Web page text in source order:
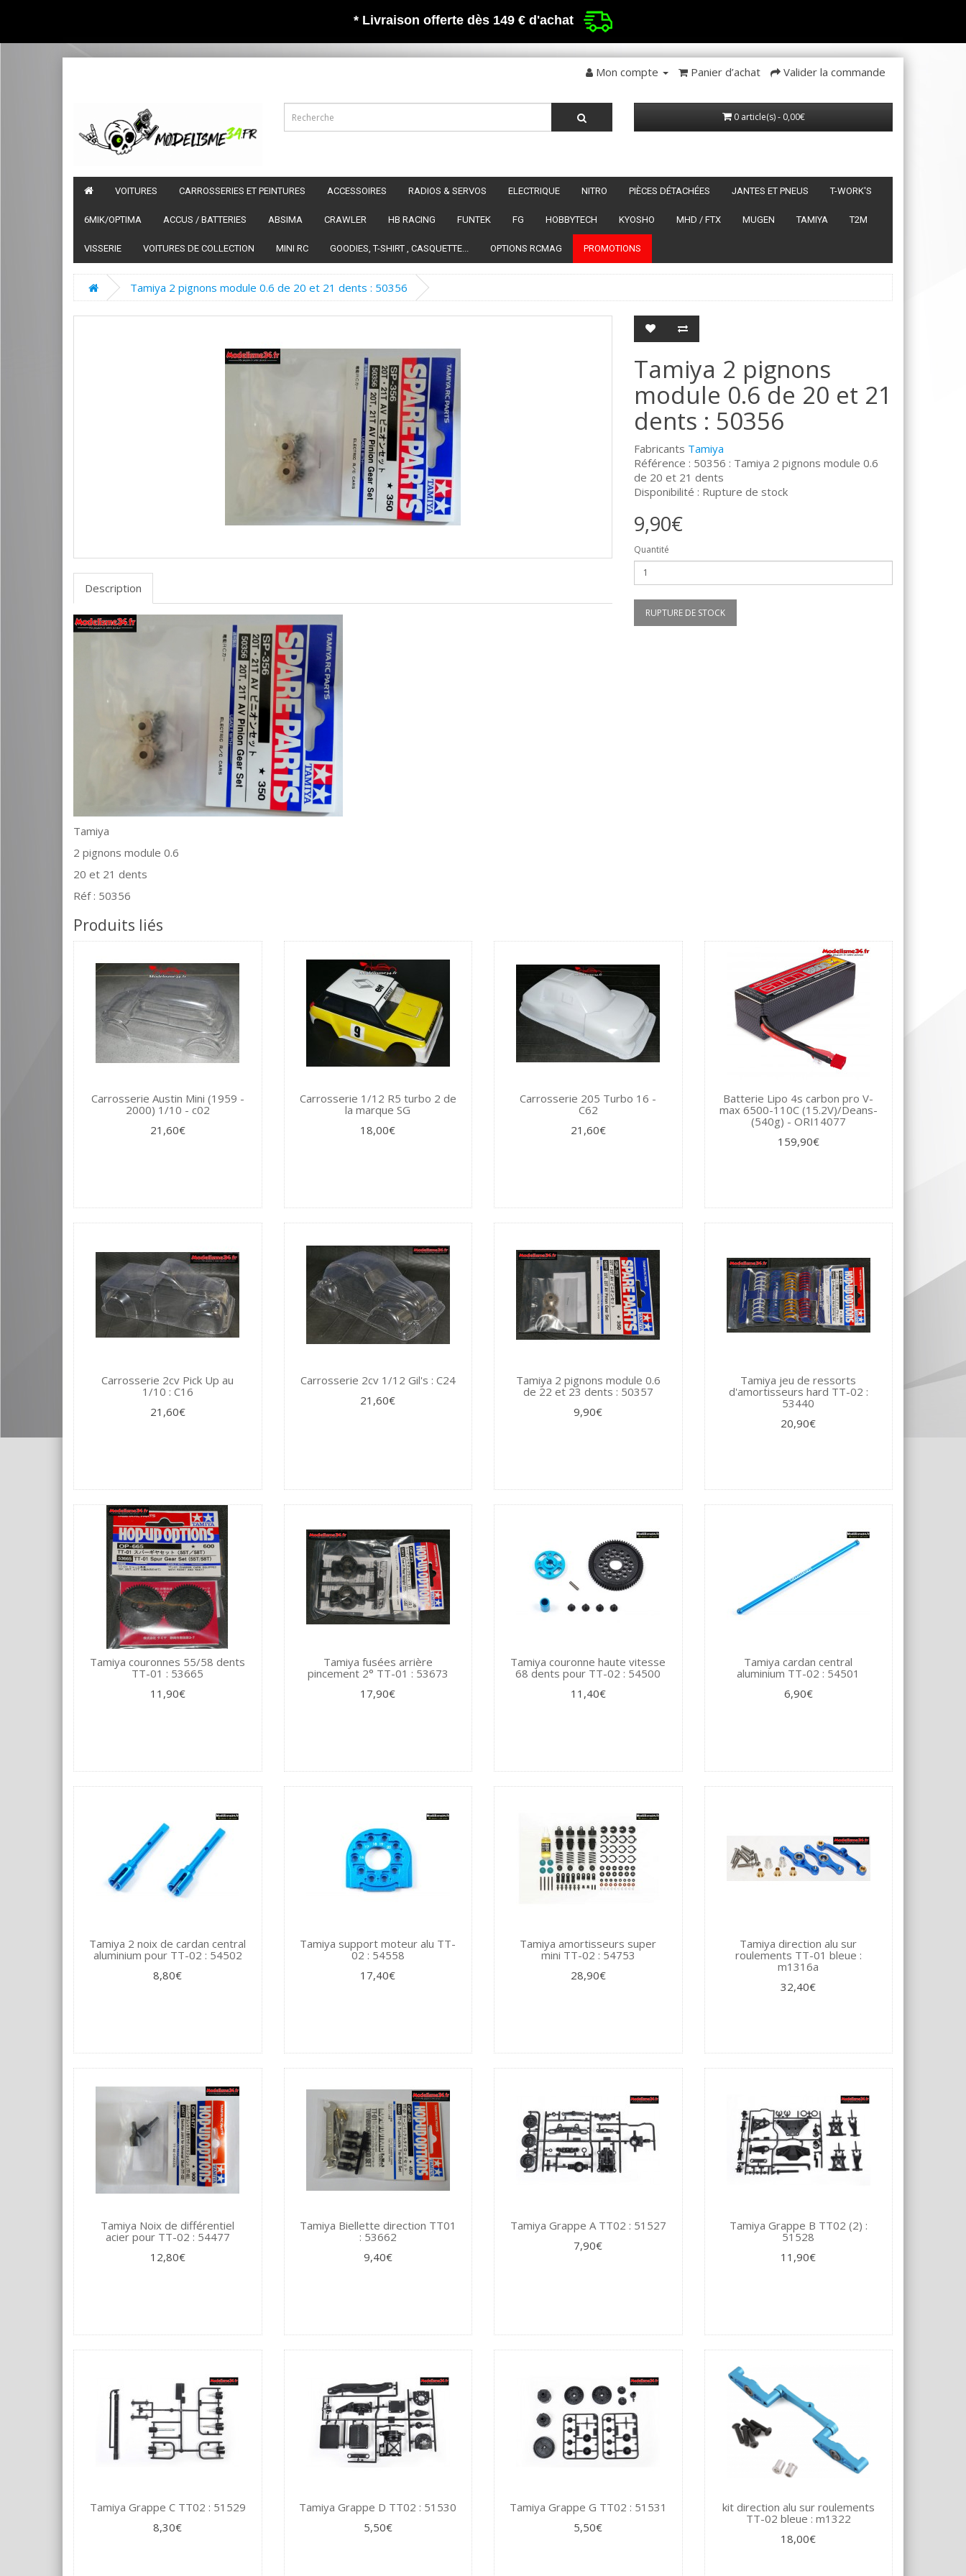
* Livraison offerte dès 149 € d'achat
Mon compte Panier d’achat Valider la commande
0 article(s) - 0,00€
VOITURES CARROSSERIES ET PEINTURES ACCESSOIRES RADIOS & SERVOS ELECTRIQUE NITRO PIÈCES DÉTACHÉES JANTES ET PNEUS T-WORK'S
6MIK/OPTIMA ACCUS / BATTERIES ABSIMA CRAWLER HB RACING FUNTEK FG HOBBYTECH KYOSHO MHD / FTX MUGEN TAMIYA T2M
VISSERIE VOITURES DE COLLECTION MINI RC GOODIES, T-SHIRT , CASQUETTE... OPTIONS RCMAG PROMOTIONS
Tamiya 2 pignons module 0.6 de 20 et 21 dents : 50356
Description
Tamiya
2 pignons module 0.6
20 et 21 dents
Réf : 50356
Tamiya 2 pignons
module 0.6 de 20 et 21
dents : 50356
Fabricants Tamiya
Référence : 50356 : Tamiya 2 pignons module 0.6
de 20 et 21 dents
Disponibilité : Rupture de stock
9,90€
Quantité
RUPTURE DE STOCK
Produits liés
Carrosserie Austin Mini (1959 -
2000) 1/10 - c02
21,60€
Carrosserie 1/12 R5 turbo 2 de
la marque SG
18,00€
Carrosserie 205 Turbo 16 -
C62
21,60€
Batterie Lipo 4s carbon pro V-
max 6500-110C (15.2V)/Deans-
(540g) - ORI14077
159,90€
Carrosserie 2cv Pick Up au
1/10 : C16
21,60€
Carrosserie 2cv 1/12 Gil's : C24
21,60€
Tamiya 2 pignons module 0.6
de 22 et 23 dents : 50357
9,90€
Tamiya jeu de ressorts
d'amortisseurs hard TT-02 :
53440
20,90€
Tamiya couronnes 55/58 dents
TT-01 : 53665
11,90€
Tamiya fusées arrière
pincement 2° TT-01 : 53673
17,90€
Tamiya couronne haute vitesse
68 dents pour TT-02 : 54500
11,40€
Tamiya cardan central
aluminium TT-02 : 54501
6,90€
Tamiya 2 noix de cardan central
aluminium pour TT-02 : 54502
8,80€
Tamiya support moteur alu TT-
02 : 54558
17,40€
Tamiya amortisseurs super
mini TT-02 : 54753
28,90€
Tamiya direction alu sur
roulements TT-01 bleue :
m1316a
32,40€
Tamiya Noix de différentiel
acier pour TT-02 : 54477
12,80€
Tamiya Biellette direction TT01
: 53662
9,40€
Tamiya Grappe A TT02 : 51527
7,90€
Tamiya Grappe B TT02 (2) :
51528
11,90€
Tamiya Grappe C TT02 : 51529
8,30€
Tamiya Grappe D TT02 : 51530
5,50€
Tamiya Grappe G TT02 : 51531
5,50€
kit direction alu sur roulements
TT-02 bleue : m1322
18,00€